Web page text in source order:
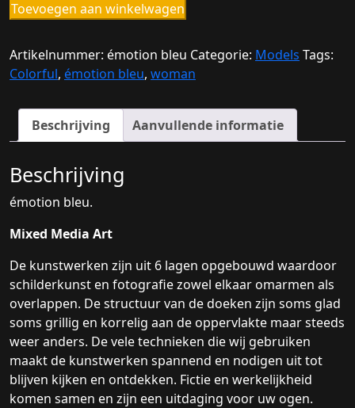
émotion
bleu.
Toevoegen aan winkelwagen
Artikelnummer: émotion bleu Categorie: Models Tags:
Colorful, émotion bleu, woman
Beschrijving Aanvullende informatie
Beschrijving
émotion bleu.
Mixed Media Art
De kunstwerken zijn uit 6 lagen opgebouwd waardoor
schilderkunst en fotografie zowel elkaar omarmen als
overlappen. De structuur van de doeken zijn soms glad
soms grillig en korrelig aan de oppervlakte maar steeds
weer anders. De vele technieken die wij gebruiken
maakt de kunstwerken spannend en nodigen uit tot
blijven kijken en ontdekken. Fictie en werkelijkheid
komen samen en zijn een uitdaging voor uw ogen.